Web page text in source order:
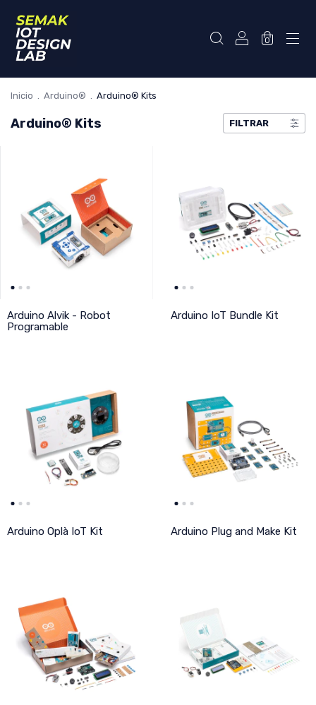
0
Inicio . Arduino® . Arduino® Kits
Arduino® Kits FILTRAR
Arduino Alvik - Robot
Programable
Arduino IoT Bundle Kit
Arduino Oplà IoT Kit Arduino Plug and Make Kit